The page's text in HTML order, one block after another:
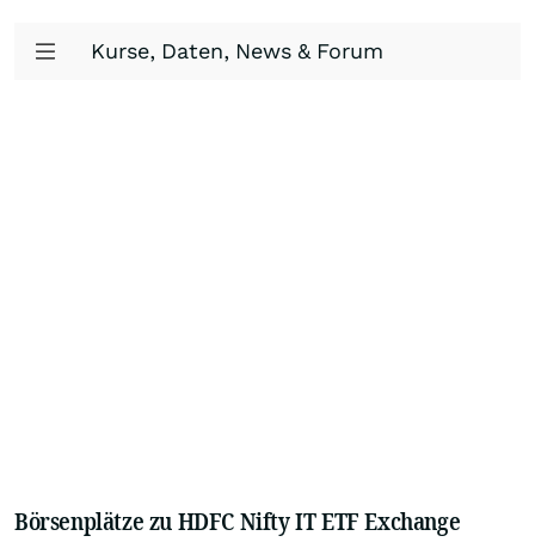
Kurse, Daten, News & Forum
Börsenplätze zu HDFC Nifty IT ETF Exchange